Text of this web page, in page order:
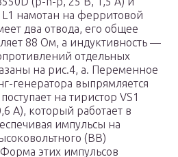
L1 намотан на ферритовой
два отвода, его общее
88 Ом, а индуктивность —
отдельных
на рис.4, а. Переменное
генератора выпрямляется
на тиристор VS1
А), который работает в
импульсы на
(ВВ)
этих импульсов